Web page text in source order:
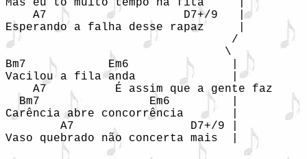
Mas eu to muito tempo na fita     |
    A7                    D7+/9   |
Esperando a falha desse rapaz     |
                                 /
                                \
Bm7            Em6               |
Vacilou a fila anda              |
A7          É assim que a gente faz
  Bm7                Em6         |
Carência abre concorrência       |
        A7                 D7+/9 |
Vaso quebrado não concerta mais  |